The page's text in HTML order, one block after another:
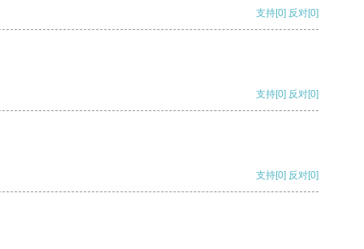
支持[0] 反对[0]
支持[0] 反对[0]
支持[0] 反对[0]